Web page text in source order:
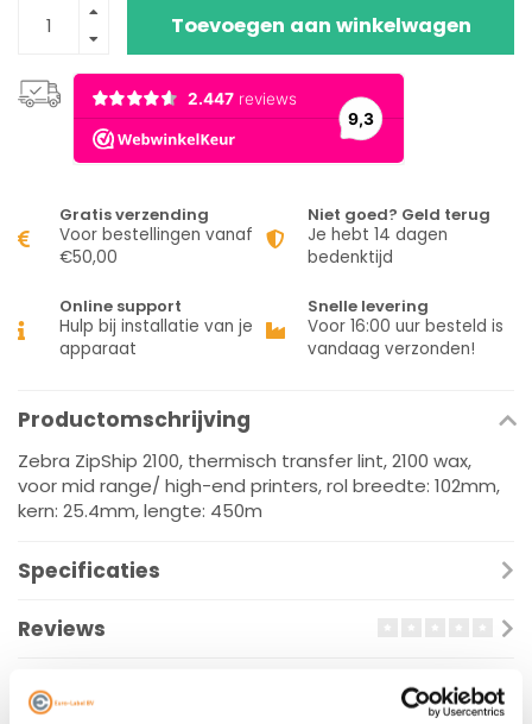
Toevoegen aan winkelwagen
Gratis verzending
Voor bestellingen vanaf
€50,00
Niet goed? Geld terug
Je hebt 14 dagen
bedenktijd
Online support
Hulp bij installatie van je
apparaat
Snelle levering
Voor 16:00 uur besteld is
vandaag verzonden!
Productomschrijving
Zebra ZipShip 2100, thermisch transfer lint, 2100 wax,
voor mid range/ high-end printers, rol breedte: 102mm,
kern: 25.4mm, lengte: 450m
Specificaties
Reviews
Gerelateerde producten